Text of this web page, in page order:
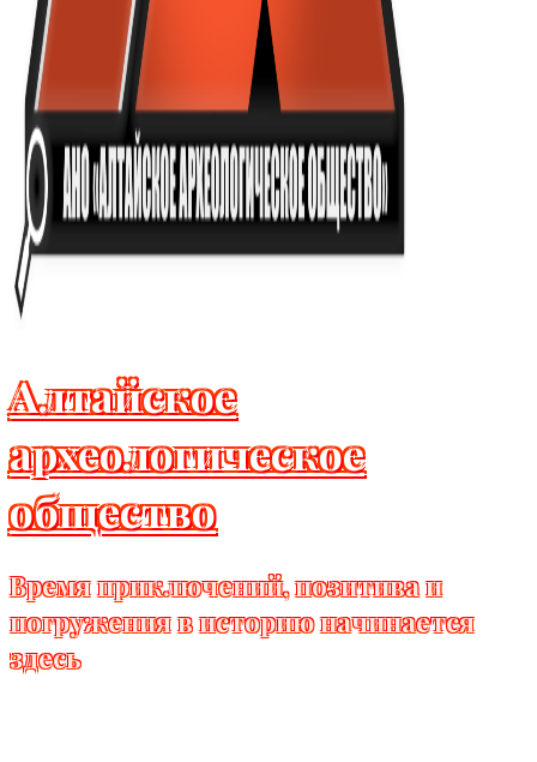
Алтайское
археологическое
общество
Время приключений, позитива и
погружения в историю начинается
здесь